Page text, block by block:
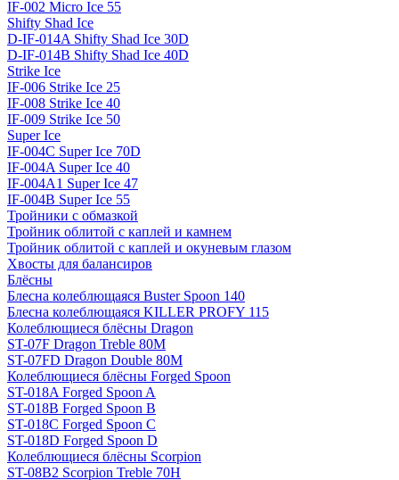
IF-002 Micro Ice 55
Shifty Shad Ice
D-IF-014A Shifty Shad Ice 30D
D-IF-014B Shifty Shad Ice 40D
Strike Ice
IF-006 Strike Ice 25
IF-008 Strike Ice 40
IF-009 Strike Ice 50
Super Ice
IF-004C Super Ice 70D
IF-004A Super Ice 40
IF-004A1 Super Ice 47
IF-004B Super Ice 55
Тройники с обмазкой
Тройник облитой с каплей и камнем
Тройник облитой с каплей и окуневым глазом
Хвосты для балансиров
Блёсны
Блесна колеблющаяся Buster Spoon 140
Блесна колеблющаяся KILLER PROFY 115
Колеблющиеся блёсны Dragon
ST-07F Dragon Treble 80M
ST-07FD Dragon Double 80M
Колеблющиеся блёсны Forged Spoon
ST-018A Forged Spoon A
ST-018B Forged Spoon B
ST-018C Forged Spoon C
ST-018D Forged Spoon D
Колеблющиеся блёсны Scorpion
ST-08B2 Scorpion Treble 70H